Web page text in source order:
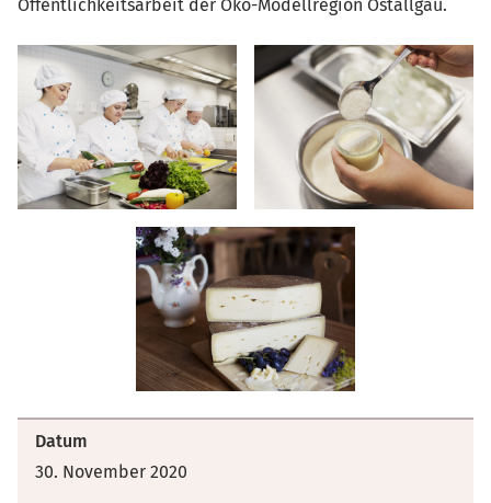
Öffentlichkeitsarbeit der Öko-Modellregion Ostallgäu.
Datum
30. November 2020